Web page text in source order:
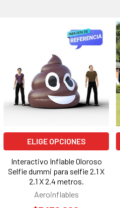
relacionados
ELIGE OPCIONES
Interactivo Inflable Oloroso
Selfie dummi para selfie 2.1 X
2.1 X 2.4 metros.
Aeroinflables